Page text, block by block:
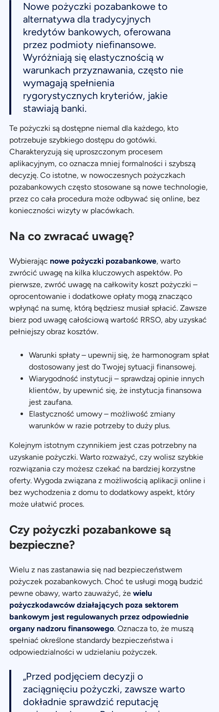
Nowe pożyczki pozabankowe to
alternatywa dla tradycyjnych
kredytów bankowych, oferowana
przez podmioty niefinansowe.
Wyróżniają się elastycznością w
warunkach przyznawania, często nie
wymagają spełnienia
rygorystycznych kryteriów, jakie
stawiają banki.
Te pożyczki są dostępne niemal dla każdego, kto
potrzebuje szybkiego dostępu do gotówki.
Charakteryzują się uproszczonym procesem
aplikacyjnym, co oznacza mniej formalności i szybszą
decyzję. Co istotne, w nowoczesnych pożyczkach
pozabankowych często stosowane są nowe technologie,
przez co cała procedura może odbywać się online, bez
konieczności wizyty w placówkach.
Na co zwracać uwagę?
Wybierając nowe pożyczki pozabankowe, warto
zwrócić uwagę na kilka kluczowych aspektów. Po
pierwsze, zwróć uwagę na całkowity koszt pożyczki –
oprocentowanie i dodatkowe opłaty mogą znacząco
wpłynąć na sumę, którą będziesz musiał spłacić. Zawsze
bierz pod uwagę całościową wartość RRSO, aby uzyskać
pełniejszy obraz kosztów.
Warunki spłaty – upewnij się, że harmonogram spłat
dostosowany jest do Twojej sytuacji finansowej.
Wiarygodność instytucji – sprawdzaj opinie innych
klientów, by upewnić się, że instytucja finansowa
jest zaufana.
Elastyczność umowy – możliwość zmiany
warunków w razie potrzeby to duży plus.
Kolejnym istotnym czynnikiem jest czas potrzebny na
uzyskanie pożyczki. Warto rozważyć, czy wolisz szybkie
rozwiązania czy możesz czekać na bardziej korzystne
oferty. Wygoda związana z możliwością aplikacji online i
bez wychodzenia z domu to dodatkowy aspekt, który
może ułatwić proces.
Czy pożyczki pozabankowe są
bezpieczne?
Wielu z nas zastanawia się nad bezpieczeństwem
pożyczek pozabankowych. Choć te usługi mogą budzić
pewne obawy, warto zauważyć, żewielu
pożyczkodawców działających poza sektorem
bankowym jest regulowanych przez odpowiednie
organy nadzoru finansowego. Oznacza to, że muszą
spełniać określone standardy bezpieczeństwa i
odpowiedzialności w udzielaniu pożyczek.
„Przed podjęciem decyzji o
zaciągnięciu pożyczki, zawsze warto
dokładnie sprawdzić reputację